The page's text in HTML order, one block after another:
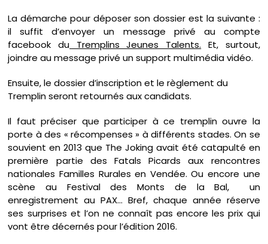
La démarche pour déposer son dossier est la suivante :
il suffit d’envoyer un message privé au compte
facebook du Tremplins Jeunes Talents. Et, surtout,
joindre au message privé un support multimédia vidéo.
Ensuite, le dossier d’inscription et le règlement du
Tremplin seront retournés aux candidats.
Il faut préciser que participer à ce tremplin ouvre la
porte à des « récompenses » à différents stades. On se
souvient en 2013 que The Joking avait été catapulté en
première partie des Fatals Picards aux rencontres
nationales Familles Rurales en Vendée. Ou encore une
scène au Festival des Monts de la Bal, un
enregistrement au PAX… Bref, chaque année réserve
ses surprises et l’on ne connaît pas encore les prix qui
vont être décernés pour l’édition 2016.